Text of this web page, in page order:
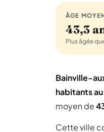
ÂGE
43,3
Plus âgée
Bainville-
habitants au
moyen de
Cette ville